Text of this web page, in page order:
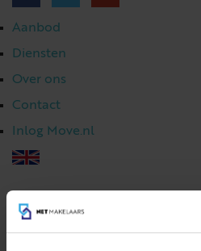
Aanbod
Diensten
Over ons
Contact
Inlog Move.nl
023 303 54 44